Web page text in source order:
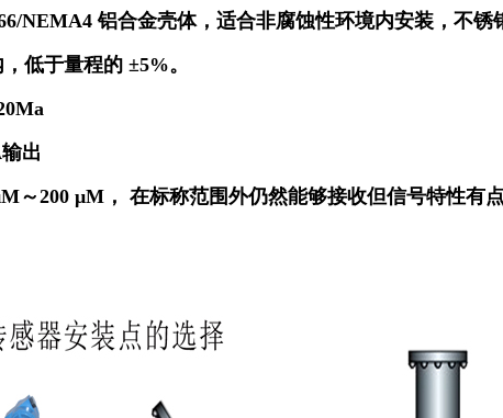
NEMA4铝合金壳体，适合非腐蚀性环境内安装，不锈
低于量程的 ±5%。
输出
M～200 μM， 在标称范围外仍然能够接收但信号特性有点